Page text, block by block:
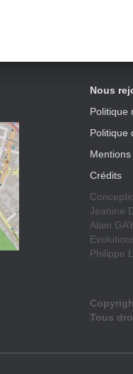
Nous
Politique
Politique
Crédits
Jeanine
Alain
Philippe
Tous